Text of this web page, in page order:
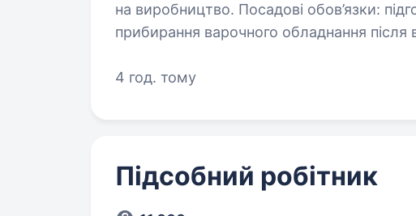
на виробництво. Посадові обов’язки: підготовка сировини (помол солоду);
прибирання варочного обладнання після
4 год. тому
Підсобний робітник